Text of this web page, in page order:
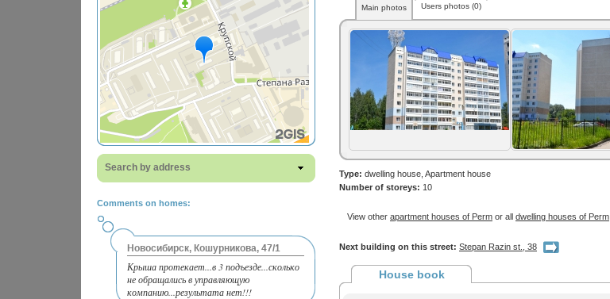
Search by address
Comments on homes:
Новосибирск, Кошурникова, 47/1
Крыша протекает...в 3 подъезде...сколько
не обращались в управляющую
компанию...результата нет!!!
Main photos Users photos (0)
Type: dwelling house, Apartment house
Number of storeys: 10
View other apartment houses of Perm or all dwelling houses of Perm
Next building on this street: Stepan Razin st., 38
House book